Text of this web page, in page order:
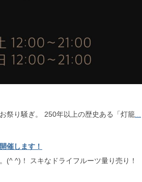
祭り騒ぎ。 250年以上の歴史ある「灯籠
催します！
(^ ^)！ スキなドライフルーツ量り売り！